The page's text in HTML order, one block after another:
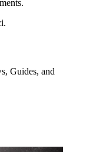
Guides, and